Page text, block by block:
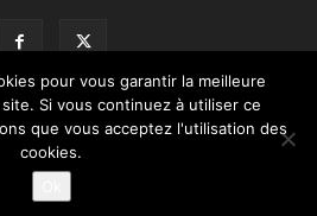
Contactez-nous
Nos partenaires
Mentions légales
©
pour vous garantir la meilleure
Si vous continuez à utiliser ce
que vous acceptez l'utilisation des
cookies.